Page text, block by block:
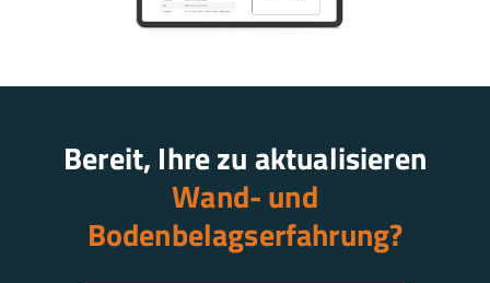
Bereit, Ihre zu aktualisieren
Wand- und
Bodenbelagserfahrung?